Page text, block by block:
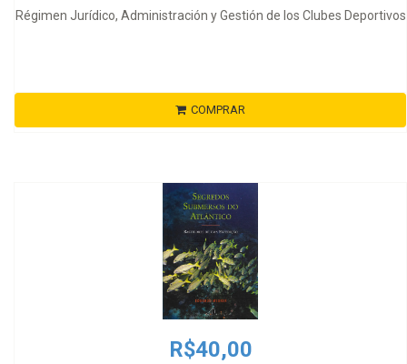
Régimen Jurídico, Administración y Gestión de los Clubes Deportivos
COMPRAR
R$40,00